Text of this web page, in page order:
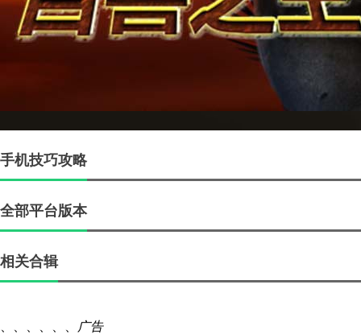
手机技巧攻略
全部平台版本
相关合辑
广告